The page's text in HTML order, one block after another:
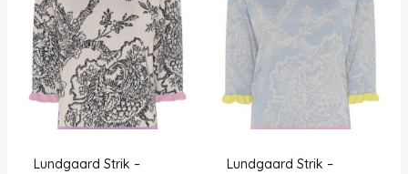
Lundgaard Strik –
Lundgaard Strik –